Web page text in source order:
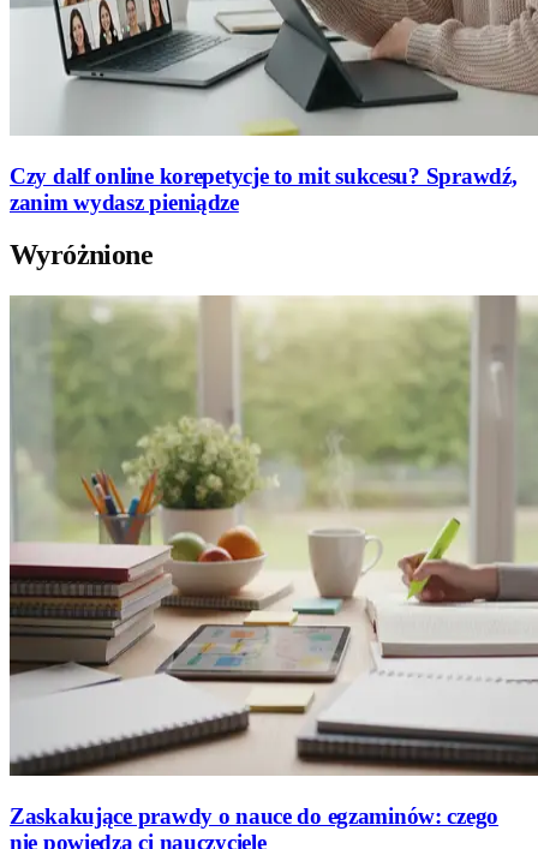
Czy dalf online korepetycje to mit sukcesu? Sprawdź,
zanim wydasz pieniądze
Wyróżnione
Zaskakujące prawdy o nauce do egzaminów: czego
nie powiedzą ci nauczyciele